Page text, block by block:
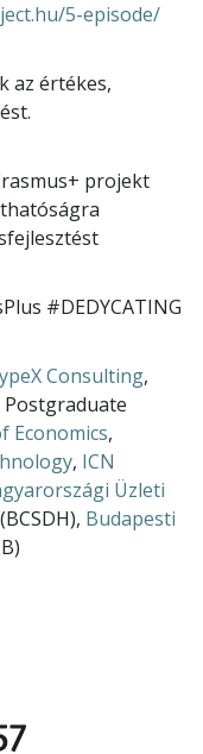
5-episode/
az értékes,
projekt
#DEDYCATING
Consulting,
Postgraduate
Economics,
, ICN
Üzleti
(BCSDH), Budapesti